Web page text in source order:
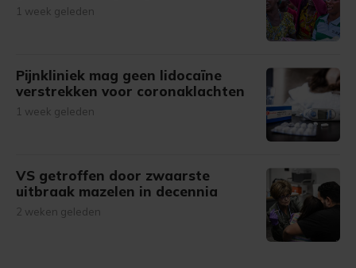
1 week geleden
Pijnkliniek mag geen lidocaïne
verstrekken voor coronaklachten
1 week geleden
VS getroffen door zwaarste
uitbraak mazelen in decennia
2 weken geleden